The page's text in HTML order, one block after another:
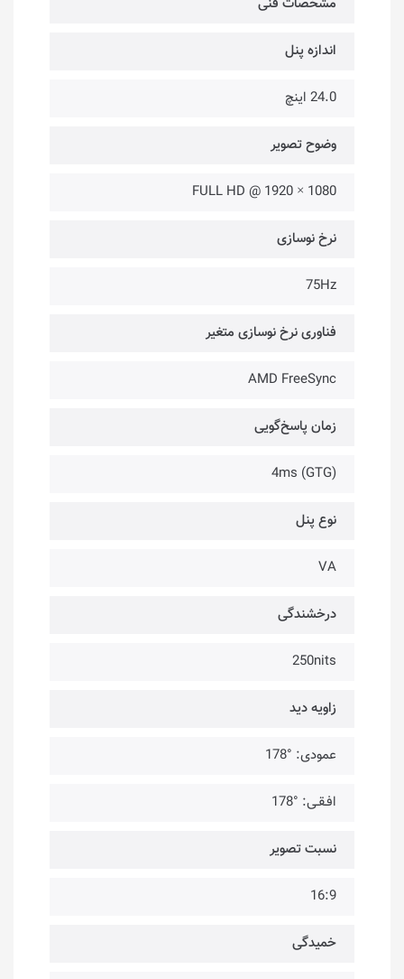
اندازه پنل
24.0 اینچ
وضوح تصویر
FULL HD @ 1920 × 1080
نرخ نوسازی
75Hz
فناوری نرخ نوسازی متغیر
AMD FreeSync
زمان پاسخ‌گویی
4ms (GTG)
نوع پنل
VA
درخشندگی
250nits
زاویه دید
عمودی: °178
افـقـی: °178
نسبت تصویر
16:9
خمیدگی